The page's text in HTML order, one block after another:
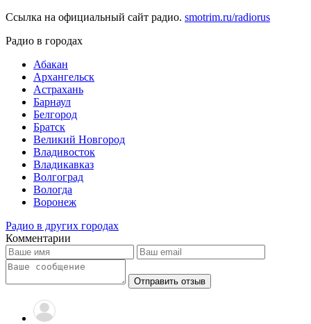
Ссылка на официальный сайт радио. smotrim.ru/radiorus
Радио в городах
Абакан
Архангельск
Астрахань
Барнаул
Белгород
Братск
Великий Новгород
Владивосток
Владикавказ
Волгоград
Вологда
Воронеж
Радио в других городах
Комментарии
Отправить отзыв